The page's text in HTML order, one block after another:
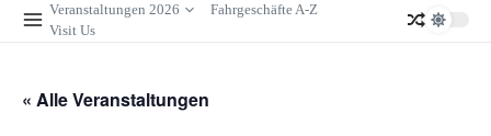
Veranstaltungen 2026
Fahrgeschäfte A-Z
Visit Us
« Alle Veranstaltungen